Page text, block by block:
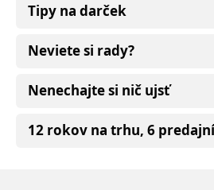
Tipy na darček
Neviete si rady?
Nenechajte si nič ujsť
12 rokov na trhu, 6 predajní